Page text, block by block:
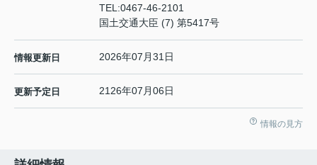
TEL:0467-46-2101
国土交通大臣 (7) 第5417号
情報更新日 2026年07月31日
更新予定日 2126年07月06日
情報の見方